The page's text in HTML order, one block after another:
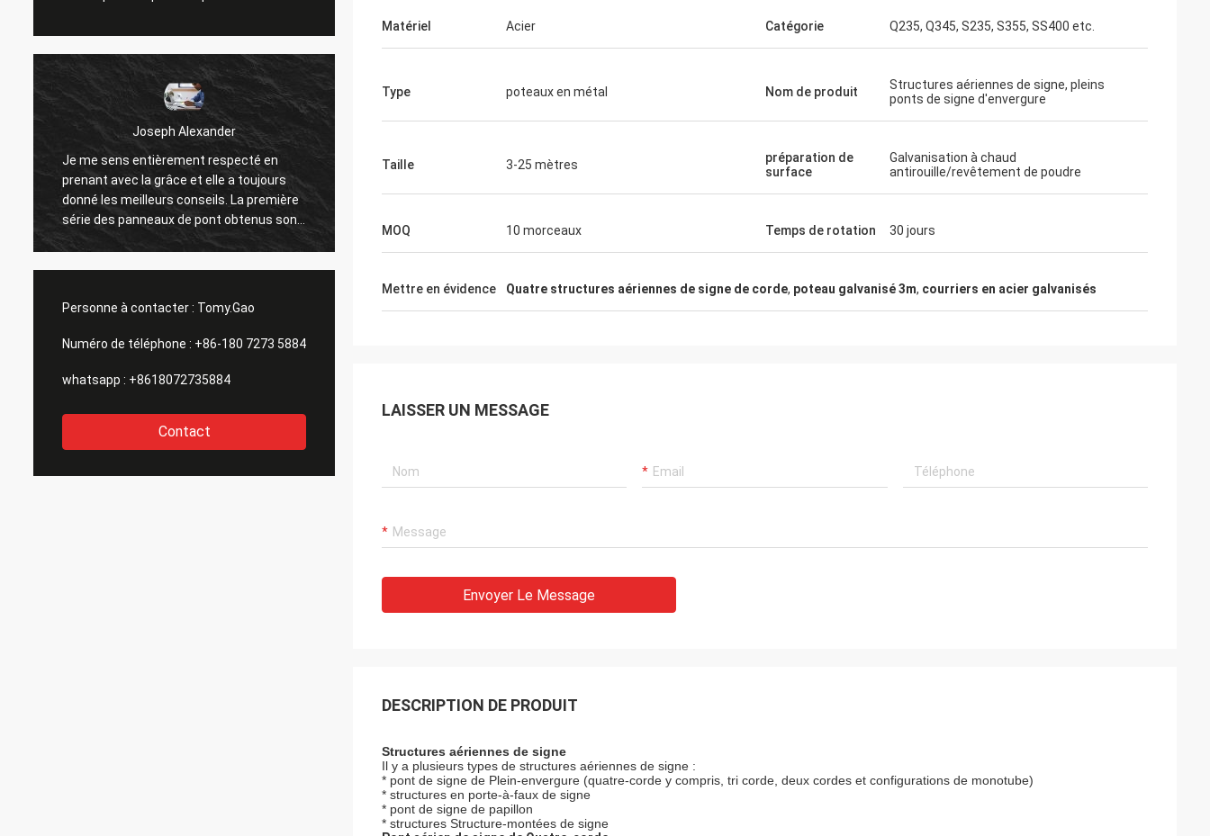
Joseph Alexander
Je me sens entièrement respecté en
prenant avec la grâce et elle a toujours
donné les meilleurs conseils. La première
série des panneaux de pont obtenus sont
grande aussi. merci tous.
Les bons membres de l'équipe toujours
des questions avec la patience, le grand
Personne à contacter : Tomy.Gao
Numéro de téléphone : +86-180 7273 5884
whatsapp : +8618072735884
Contact
Matériel Acier Catégorie Q235, Q345, S235, S355, SS400 etc.
Type poteaux en métal Nom de produit
Structures aériennes de signe, pleins
ponts de signe d'envergure
Taille 3-25 mètres
préparation de
surface
Galvanisation à chaud
antirouille/revêtement de poudre
MOQ 10 morceaux Temps de rotation 30 jours
Mettre en évidence Quatre structures aériennes de signe de corde, poteau galvanisé 3m, courriers en acier galvanisés
LAISSER UN MESSAGE
Envoyer Le Message
DESCRIPTION DE PRODUIT
Structures aériennes de signe
Il y a plusieurs types de structures aériennes de signe :
* pont de signe de Plein-envergure (quatre-corde y compris, tri corde, deux cordes et configurations de monotube)
* structures en porte-à-faux de signe
* pont de signe de papillon
* structures Structure-montées de signe